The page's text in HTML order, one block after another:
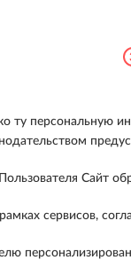
ту персональную
Сайт
сервисов,